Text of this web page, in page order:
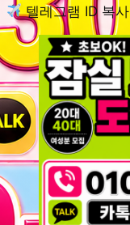
텔레그램 ID 복사